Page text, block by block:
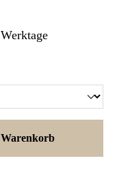
5 Sternen